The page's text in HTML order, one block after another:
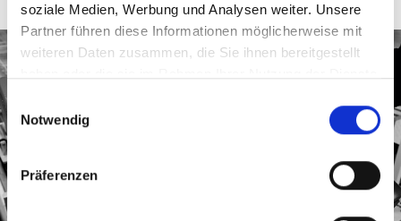
soziale Medien, Werbung und Analysen weiter. Unsere
Partner führen diese Informationen möglicherweise mit
weiteren Daten zusammen, die Sie ihnen bereitgestellt
Einwilligungsauswahl
Notwendig
Präferenzen